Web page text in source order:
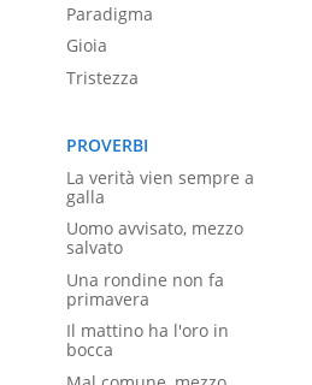
Paradigma
Gioia
Tristezza
PROVERBI
La verità vien sempre a
galla
Uomo avvisato, mezzo
salvato
Una rondine non fa
primavera
Il mattino ha l'oro in
bocca